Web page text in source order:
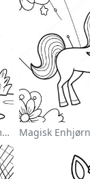
Mario Hopper Over Goombas Farvelægningsside